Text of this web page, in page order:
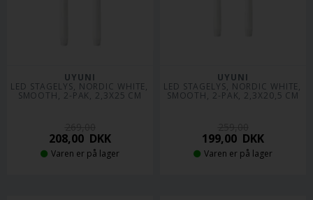
UYUNI
LED STAGELYS, NORDIC WHITE,
SMOOTH, 2-PAK, 2,3X25 CM
208,00 DKK
Varen er på lager
UYUNI
LED STAGELYS, NORDIC WHITE,
SMOOTH, 2-PAK, 2,3X20,5 CM
199,00 DKK
Varen er på lager